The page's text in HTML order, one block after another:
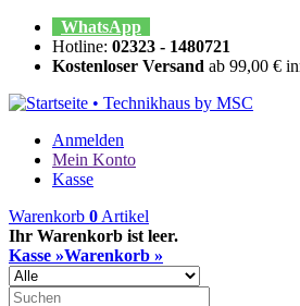
WhatsApp
Hotline: 02323 - 1480721
Kostenloser Versand ab 99,00 €
Anmelden
Mein Konto
Kasse
Warenkorb 0 Artikel
Ihr Warenkorb ist leer.
Kasse »Warenkorb »